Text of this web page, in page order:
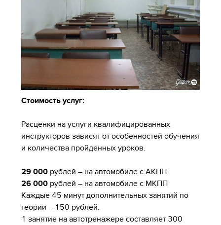
Стоимость услуг:
Расценки на услуги квалифицированных
инструкторов зависят от особенностей обучения
и количества пройденных уроков.
29 000рублей – на автомобиле с АКПП
26 000рублей – на автомобиле с МКПП
Каждые 45 минут дополнительных занятий по
теории – 150 рублей.
1 занятие на автотренажере составляет 300